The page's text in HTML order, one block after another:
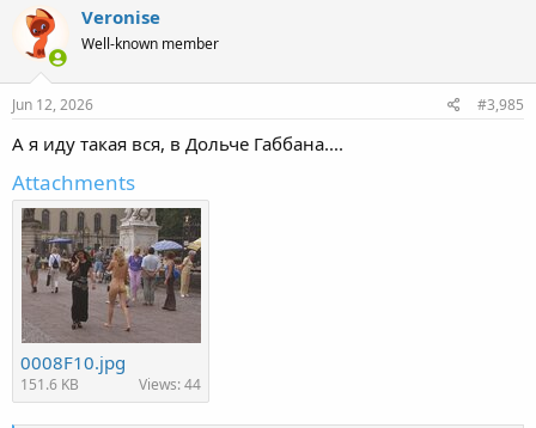
i
o
n
s
Veronise
Well-known member
Jun 12, 2026 #3,985
А я иду такая вся, в Дольче Габбана....
Attachments
0008F10.jpg
151.6 KB Views: 44